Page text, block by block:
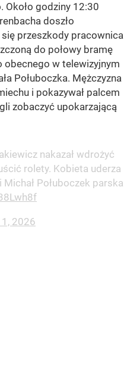
Około godziny 12:30
doszło
przeszkody pracownica
do połowy bramę
obecnego w telewizyjnym
Połuboczka. Mężczyzna
i pokazywał palcem
zobaczyć upokarzającą
nakazał wdrożyć
rolety. Kobieta uderza
Połuboczek parska
2026